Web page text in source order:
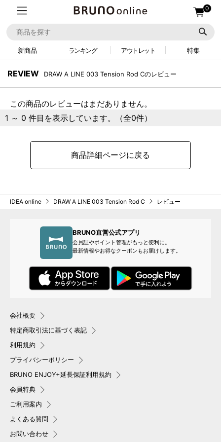
0
新商品 ランキング アウトレット 特集
REVIEW DRAW A LINE 003 Tension Rod Cのレビュー
この商品のレビューはまだありません。
1 ～ 0 件目を表示しています。（全0件）
商品詳細ページに戻る
IDEA online DRAW A LINE 003 Tension Rod C レビュー
BRUNO直営公式アプリ
会員証やポイント管理がもっと便利に。
最新情報やお得なクーポンもお届けします。
会社概要
特定商取引法に基づく表記
利用規約
プライバシーポリシー
BRUNO ENJOY+延長保証利用規約
会員特典
ご利用案内
よくある質問
お問い合わせ